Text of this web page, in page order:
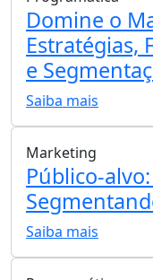
Domine o
Estratégias,
e
Saiba mais
Marketing
Público-
Saiba mais